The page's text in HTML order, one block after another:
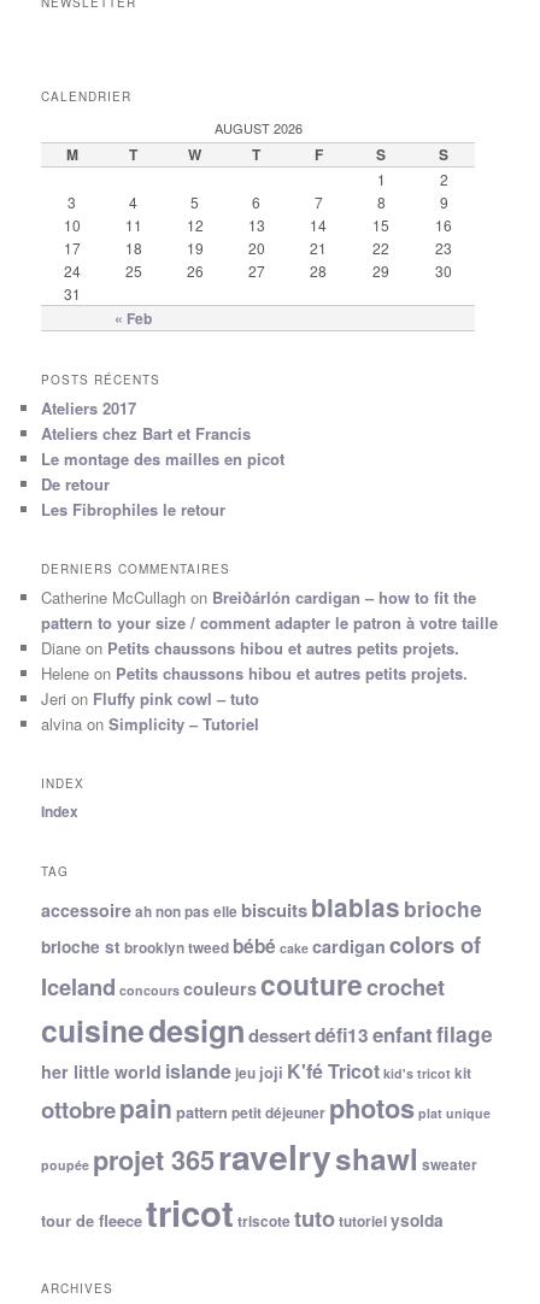
CALENDRIER
AUGUST 2026
M T W T F S S
« Feb
1
2
3
4 5 6 7 8
9
10
11 12 13 14 15
16
17
18 19 20 21 22
23
24
25 26 27 28 29
30
31
POSTS RÉCENTS
Ateliers 2017
Ateliers chez Bart et Francis
Le montage des mailles en picot
De retour
Les Fibrophiles le retour
DERNIERS COMMENTAIRES
Catherine McCullagh on Breiðárlón cardigan – how to fit the
pattern to your size / comment adapter le patron à votre taille
Diane on Petits chaussons hibou et autres petits projets.
Helene on Petits chaussons hibou et autres petits projets.
Jeri on Fluffy pink cowl – tuto
alvina onSimplicity – Tutoriel
INDEX
Index
TAG
accessoireah non pas elle biscuitsblablas brioche
brioche st brooklyn tweed bébé cake cardigan colors of
Iceland concours couleurscouturecrochet
cuisinedesigndessertdéfi13enfantfilage
her little world islande jeu joji K'fé Tricot kid's tricot kit
ottobrepain pattern petit déjeuner photos plat unique
poupée projet 365ravelryshawl sweater
tour de fleecetricot triscote tutotutorielysolda
ARCHIVES